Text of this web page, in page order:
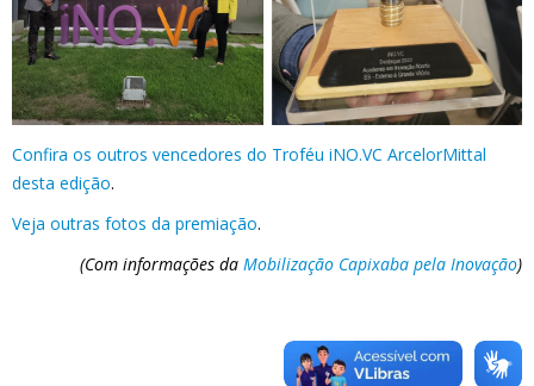
Confira os outros vencedores do Troféu iNO.VC ArcelorMittal
desta edição.
Veja outras fotos da premiação.
(Com informações da Mobilização Capixaba pela Inovação)